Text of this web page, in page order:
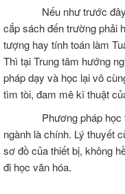
Nếu như trước đây
cắp sách đến trường phải
tượng hay tính toán làm
Thì tại Trung tâm hướng
pháp dạy và học lại vô
tìm tòi, đam mê kĩ thuật
Phương pháp học tại
ngành là chính. Lý thuyết
sơ đồ của thiết bị, không
đi học văn hóa.